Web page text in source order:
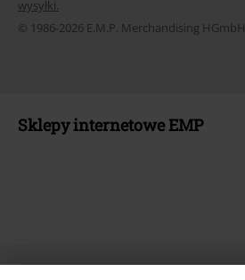
wysyłki.
© 1986-2026 E.M.P. Merchandising HGmbH
Sklepy internetowe EMP